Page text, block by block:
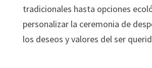
tradicionales hasta opciones
personalizar la ceremonia de
los deseos y valores del ser